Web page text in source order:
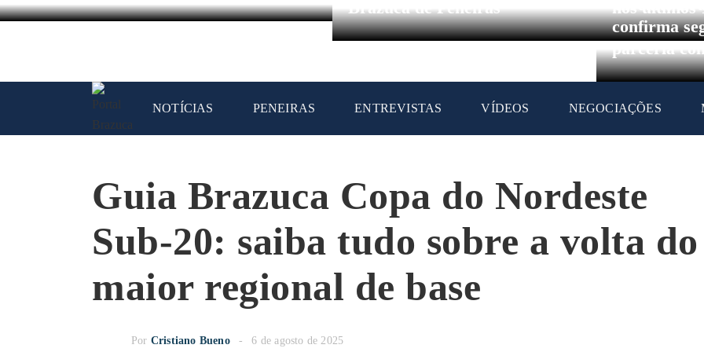
Brazuca de Peneiras nos últimos
confirma
parceria
NOTÍCIAS PENEIRAS ENTREVISTAS VÍDEOS NEGOCIAÇÕES
Guia Brazuca Copa do Nordeste
Sub-20: saiba tudo sobre a volta do
maior regional de base
Por Cristiano Bueno 6 de agosto de 2025